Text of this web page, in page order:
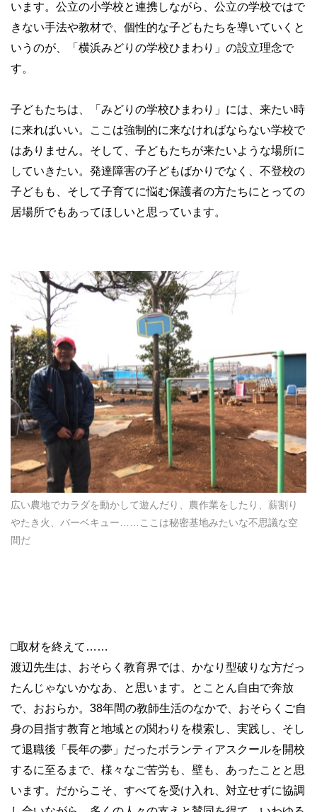
います。公立の小学校と連携しながら、公立の学校ではで
きない手法や教材で、個性的な子どもたちを導いていくと
いうのが、「横浜みどりの学校ひまわり」の設立理念で
す。
子どもたちは、「みどりの学校ひまわり」には、来たい時
に来ればいい。ここは強制的に来なければならない学校で
はありません。そして、子どもたちが来たいような場所に
していきたい。発達障害の子どもばかりでなく、不登校の
子どもも、そして子育てに悩む保護者の方たちにとっての
居場所でもあってほしいと思っています。
広い農地でカラダを動かして遊んだり、農作業をしたり、薪割り
やたき火、バーベキュー……ここは秘密基地みたいな不思議な空
間だ
□取材を終えて……
渡辺先生は、おそらく教育界では、かなり型破りな方だっ
たんじゃないかなあ、と思います。とことん自由で奔放
で、おおらか。38年間の教師生活のなかで、おそらくご自
身の目指す教育と地域との関わりを模索し、実践し、そし
て退職後「長年の夢」だったボランティアスクールを開校
するに至るまで、様々なご苦労も、壁も、あったことと思
います。だからこそ、すべてを受け入れ、対立せずに協調